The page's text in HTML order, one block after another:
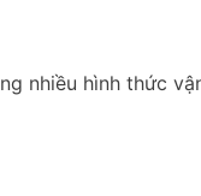
nhiều hình thức